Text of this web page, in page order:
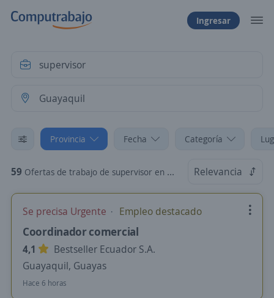
Ingresar
Provincia Fecha Categoría
59 Ofertas de trabajo de supervisor en Guayaquil, Guayas Relevancia
Se precisa Urgente Empleo destacado
Coordinador comercial
4,1
Bestseller Ecuador S.A.
Guayaquil, Guayas
Hace 6 horas